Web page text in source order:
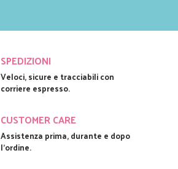
SPEDIZIONI
Veloci, sicure e tracciabili con
corriere espresso.
CUSTOMER CARE
Assistenza prima, durante e dopo
l'ordine.